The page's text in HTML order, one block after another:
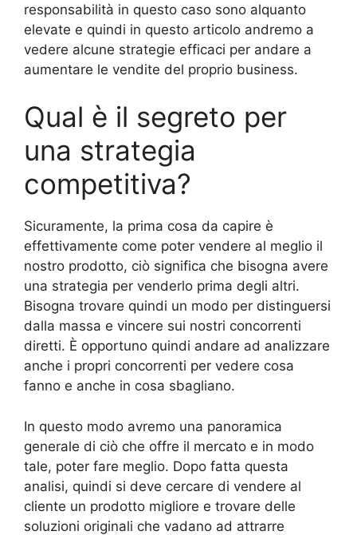
responsabilità in questo caso sono alquanto
elevate e quindi in questo articolo andremo a
vedere alcune strategie efficaci per andare a
aumentare le vendite del proprio business.
Qual è il segreto per
una strategia
competitiva?
Sicuramente, la prima cosa da capire è
effettivamente come poter vendere al meglio il
nostro prodotto, ciò significa che bisogna avere
una strategia per venderlo prima degli altri.
Bisogna trovare quindi un modo per distinguersi
dalla massa e vincere sui nostri concorrenti
diretti. È opportuno quindi andare ad analizzare
anche i propri concorrenti per vedere cosa
fanno e anche in cosa sbagliano.
In questo modo avremo una panoramica
generale di ciò che offre il mercato e in modo
tale, poter fare meglio. Dopo fatta questa
analisi, quindi si deve cercare di vendere al
cliente un prodotto migliore e trovare delle
soluzioni originali che vadano ad attrarre